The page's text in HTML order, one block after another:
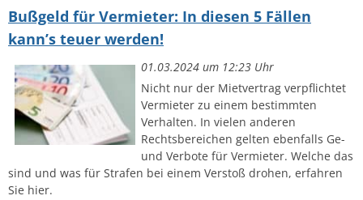
Bußgeld für Vermieter: In diesen 5 Fällen
kann’s teuer werden!
01.03.2024 um 12:23 Uhr
Nicht nur der Mietvertrag verpflichtet
Vermieter zu einem bestimmten
Verhalten. In vielen anderen
Rechtsbereichen gelten ebenfalls Ge-
und Verbote für Vermieter. Welche das
sind und was für Strafen bei einem Verstoß drohen, erfahren
Sie hier.